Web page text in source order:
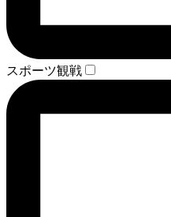
スポーツ観戦